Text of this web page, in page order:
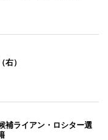
）
補ライアン・ロシター選